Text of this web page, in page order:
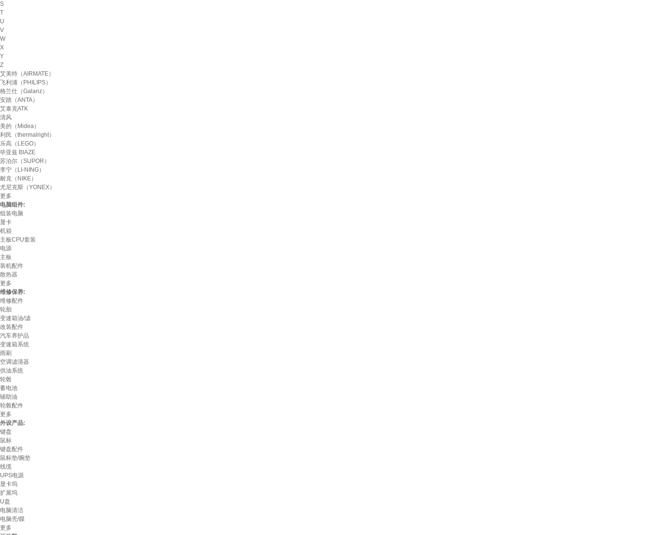
S
T
U
V
W
X
Y
Z
艾美特（AIRMATE）
飞利浦（PHILIPS）
格兰仕（Galanz）
安踏（ANTA）
艾泰克ATK
清风
美的（Midea）
利民（thermalright）
乐高（LEGO）
毕亚兹 BIAZE
苏泊尔（SUPOR）
李宁（LI-NING）
耐克（NIKE）
尤尼克斯（YONEX）
更多
电脑组件:
组装电脑
显卡
机箱
主板CPU套装
电源
主板
装机配件
散热器
更多
维修保养:
维修配件
轮胎
变速箱油/滤
改装配件
汽车养护品
变速箱系统
雨刷
空调滤清器
供油系统
轮毂
蓄电池
辅助油
轮毂配件
更多
外设产品:
键盘
鼠标
键盘配件
鼠标垫/腕垫
线缆
UPS电源
显卡坞
扩展坞
U盘
电脑清洁
电脑壳/膜
更多